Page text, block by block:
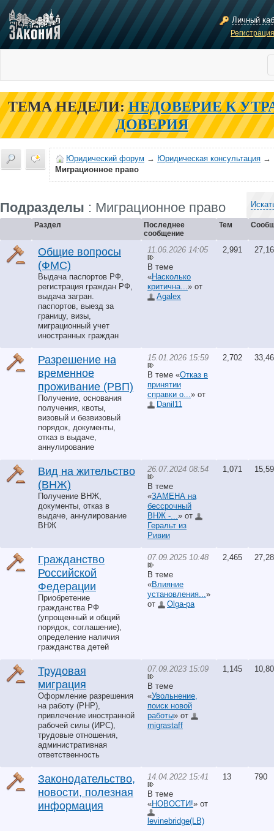
Личный
ТЕМА НЕДЕЛИ: НЕДОВЕРИЕ К
ДОВЕРИЯ
Юридический форум → Юридическая консультация →
Миграционное право
Подразделы : Миграционное право
Раздел
Последнее
сообщение
Тем
Общие вопросы
(ФМС)
Выдача паспортов РФ,
регистрация граждан РФ,
выдача загран.
паспортов, выезд за
границу, визы,
миграционный учет
иностранных граждан
11.06.2026 14:05
В теме
«Насколько
критична...» от
Agalex
2,991
Разрешение на
временное
проживание (РВП)
Получение, основания
получения, квоты,
визовый и безвизовый
порядок, документы,
отказ в выдаче,
аннулирование
15.01.2026 15:59
В теме «Отказ в
принятии
справки о...» от
Danil11
2,702
Вид на жительство
(ВНЖ)
Получение ВНЖ,
документы, отказ в
выдаче, аннулирование
ВНЖ
26.07.2024 08:54
В теме
«ЗАМЕНА на
бессрочный
ВНЖ -...» от
Геральт из
Ривии
1,071
Гражданство
Российской
Федерации
Приобретение
гражданства РФ
(упрощенный и общий
порядок, соглашение),
определение наличия
гражданства детей
07.09.2025 10:48
В теме
«Влияние
установления...»
от
Olga-pa
2,465
Трудовая
миграция
Оформление разрешения
на работу (РНР),
привлечение иностранной
рабочей силы (ИРС),
трудовые отношения,
административная
ответственность
07.09.2023 15:09
В теме
«Увольнение,
поиск новой
работы» от
migrastaff
1,145
Законодательство,
новости, полезная
информация
14.04.2022 15:41
В теме
«НОВОСТИ!» от
levinebridge(LB)
13 790